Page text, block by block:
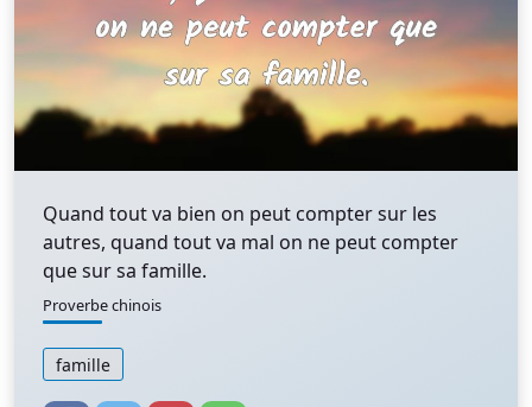
Quand tout va bien on peut compter sur les
autres, quand tout va mal on ne peut compter
que sur sa famille.
Proverbe chinois
famille